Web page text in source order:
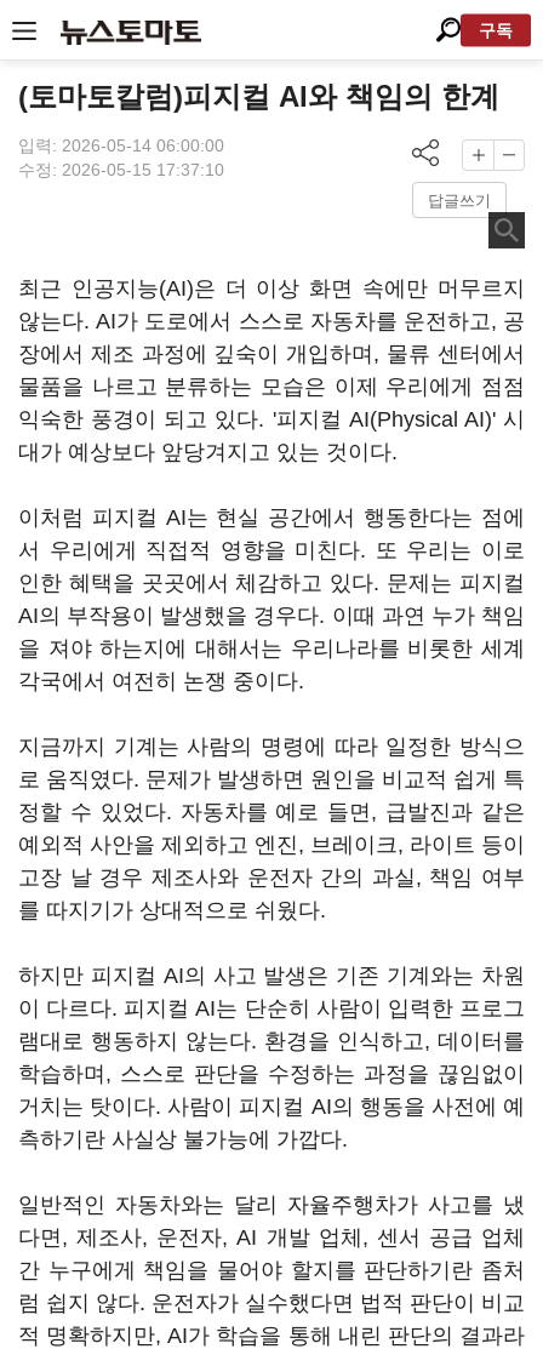
구독
(토마토칼럼)피지컬 AI와 책임의 한계
입력: 2026-05-14 06:00:00
수정: 2026-05-15 17:37:10
답글쓰기
최근 인공지능(AI)은 더 이상 화면 속에만 머무르지
않는다. AI가 도로에서 스스로 자동차를 운전하고, 공
장에서 제조 과정에 깊숙이 개입하며, 물류 센터에서
물품을 나르고 분류하는 모습은 이제 우리에게 점점
익숙한 풍경이 되고 있다. '피지컬 AI(Physical AI)' 시
대가 예상보다 앞당겨지고 있는 것이다.
이처럼 피지컬 AI는 현실 공간에서 행동한다는 점에
서 우리에게 직접적 영향을 미친다. 또 우리는 이로
인한 혜택을 곳곳에서 체감하고 있다. 문제는 피지컬
AI의 부작용이 발생했을 경우다. 이때 과연 누가 책임
을 져야 하는지에 대해서는 우리나라를 비롯한 세계
각국에서 여전히 논쟁 중이다.
지금까지 기계는 사람의 명령에 따라 일정한 방식으
로 움직였다. 문제가 발생하면 원인을 비교적 쉽게 특
정할 수 있었다. 자동차를 예로 들면, 급발진과 같은
예외적 사안을 제외하고 엔진, 브레이크, 라이트 등이
고장 날 경우 제조사와 운전자 간의 과실, 책임 여부
를 따지기가 상대적으로 쉬웠다.
하지만 피지컬 AI의 사고 발생은 기존 기계와는 차원
이 다르다. 피지컬 AI는 단순히 사람이 입력한 프로그
램대로 행동하지 않는다. 환경을 인식하고, 데이터를
학습하며, 스스로 판단을 수정하는 과정을 끊임없이
거치는 탓이다. 사람이 피지컬 AI의 행동을 사전에 예
측하기란 사실상 불가능에 가깝다.
일반적인 자동차와는 달리 자율주행차가 사고를 냈
다면, 제조사, 운전자, AI 개발 업체, 센서 공급 업체
간 누구에게 책임을 물어야 할지를 판단하기란 좀처
럼 쉽지 않다. 운전자가 실수했다면 법적 판단이 비교
적 명확하지만, AI가 학습을 통해 내린 판단의 결과라